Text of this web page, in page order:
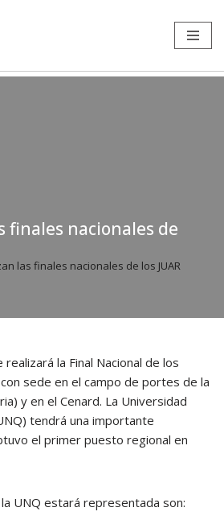
finales nacionales de
las finales nacionales de los JUAR
la Final Nacional de los
sede en el campo de portes de la
y en el Cenard. La Universidad
tendrá una importante
el primer puesto regional en
UNQ estará representada son: